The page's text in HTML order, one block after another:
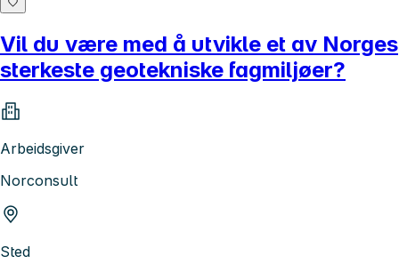
Vil du være med å utvikle et av Norges
sterkeste geotekniske fagmiljøer?
Arbeidsgiver
Norconsult
Sted